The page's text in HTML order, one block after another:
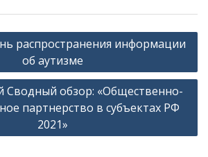
распространения информации
об аутизме
Сводный обзор: «Общественно-
партнерство в субъектах РФ
2021»